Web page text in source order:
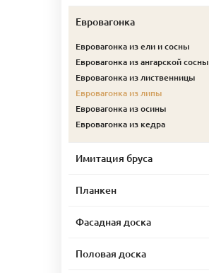
Евровагонка
Евровагонка из ели и сосны
Евровагонка из ангарской сосны
Евровагонка из лиственницы
Евровагонка из липы
Евровагонка из осины
Евровагонка из кедра
Имитация бруса
Планкен
Фасадная доска
Половая доска